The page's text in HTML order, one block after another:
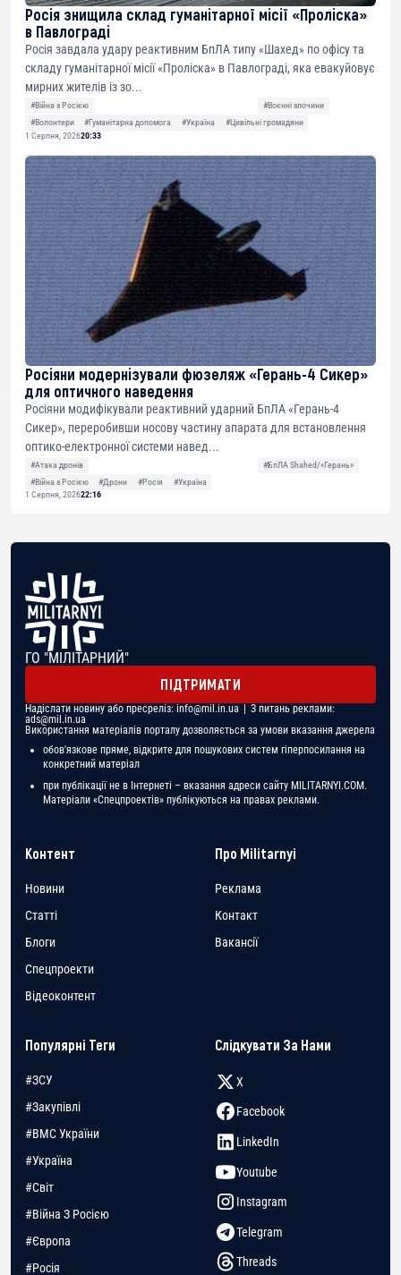
Росія знищила склад гуманітарної місії «Проліска»
в Павлограді
Росія завдала удару реактивним БпЛА типу «Шахед» по офісу та
складу гуманітарної місії «Проліска» в Павлограді, яка евакуйовує
мирних жителів із зо...
#Війна з Росією
#Воєнні злочини
#Волонтери
#Гуманітарна допомога #Україна
#Цивільні громадяни
1 Серпня, 202620:33
Росіяни модернізували фюзеляж «Герань-4 Сикер»
для оптичного наведення
Росіяни модифікували реактивний ударний БпЛА «Герань-4
Сикер», переробивши носову частину апарата для встановлення
оптико-електронної системи навед...
#Атака дронів
#БпЛА Shahed/«Герань»
#Війна з Росією
#Дрони #Росія
#Україна
1 Серпня, 202622:16
ГО "МІЛІТАРНИЙ"
ПІДТРИМАТИ
Надіслати новину або пресреліз: info@mil.in.ua | З питань реклами:
ads@mil.in.ua
Використання матеріалів порталу дозволяється за умови вказання джерела
обов'язкове пряме, відкрите для пошукових систем гіперпосилання на
конкретний матеріал
при публікації не в Інтернеті – вказання адреси сайту MILITARNYI.COM.
Матеріали «Спецпроектів» публікуються на правах реклами.
Контент
Новини
Статті
Блоги
Спецпроекти
Відеоконтент
Про Militarnyi
Реклама
Контакт
Вакансії
Популярні Теги
#ЗСУ
#Закупівлі
#ВМС України
#Україна
#Світ
#Війна З Росією
#Європа
#Росія
Слідкувати За Нами
X
Facebook
LinkedIn
Youtube
Instagram
Telegram
Threads